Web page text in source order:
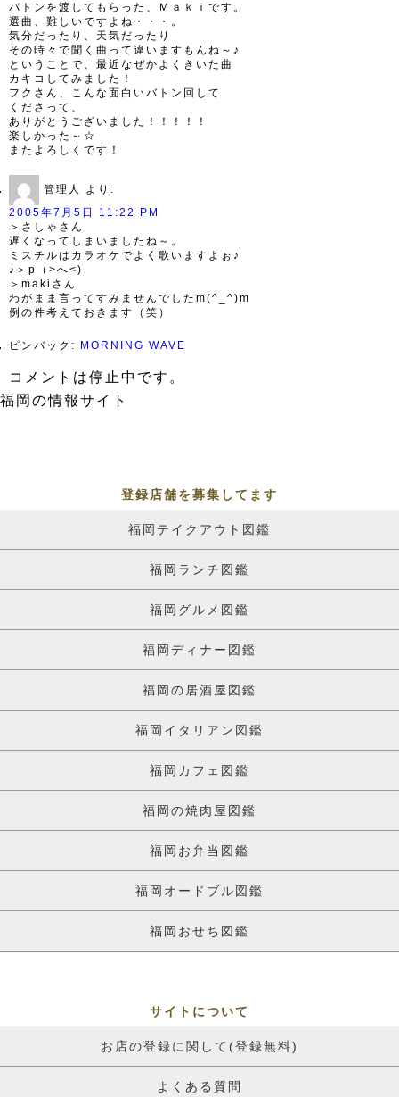
バトンを渡してもらった、Ｍａｋｉです。
選曲、難しいですよね・・・。
気分だったり、天気だったり
その時々で聞く曲って違いますもんね～♪
ということで、最近なぜかよくきいた曲
カキコしてみました！
フクさん、こんな面白いバトン回して
くださって、
ありがとうございました！！！！！
楽しかった～☆
またよろしくです！
管理人
より:
2005年7月5日 11:22 PM
＞さしゃさん
遅くなってしまいましたね～。
ミスチルはカラオケでよく歌いますよぉ♪
♪＞p（>へ<)
＞makiさん
わがまま言ってすみませんでしたm(^_^)m
例の件考えておきます（笑）
ピンバック: MORNING WAVE
コメントは停止中です。
福岡の情報サイト
登録店舗を募集してます
福岡テイクアウト図鑑
福岡ランチ図鑑
福岡グルメ図鑑
福岡ディナー図鑑
福岡の居酒屋図鑑
福岡イタリアン図鑑
福岡カフェ図鑑
福岡の焼肉屋図鑑
福岡お弁当図鑑
福岡オードブル図鑑
福岡おせち図鑑
サイトについて
お店の登録に関して(登録無料)
よくある質問